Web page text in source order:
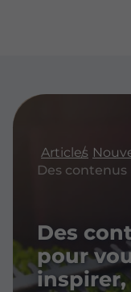
Articles
Des
pour